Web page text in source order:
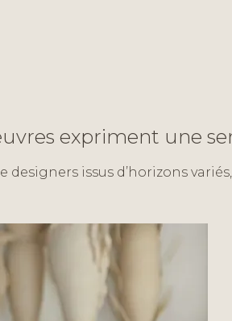
expriment une
issus d’horizons